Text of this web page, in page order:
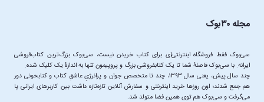
مجله ۳۰بوک
سی‌بوک فقط فروشگاه اینترنتی‌ای برای کتاب خریدن نیست، سی‌بوک بزرگ‌ترین کتاب‌فروشی
چند سال پیش، یعنی سال ۱۳۹۳، چند تا متخصص جوان و پرانرژیِ عاشقِ کتاب و کتابخونی دور
هم جمع شدند؛ اون‌ روزها خرید اینترنتی و سفارش آنلاین تازه‌تازه داشت بین کاربرهای ایرانی پا